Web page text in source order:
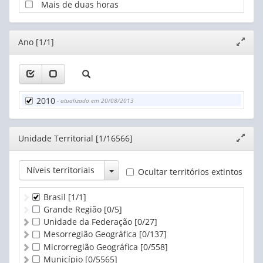
Mais de duas horas
Editor
janela
Ano [1/1]
2010 - atualizado em 20/08/2013
Editor
janela
Unidade Territorial [1/16566]
Níveis territoriais Toggle Dropdown
Ocultar territórios extintos
Brasil [1/1]
Grande Região [0/5]
Unidade da Federação [0/27]
Mesorregião Geográfica [0/137]
Microrregião Geográfica [0/558]
Município [0/5565]